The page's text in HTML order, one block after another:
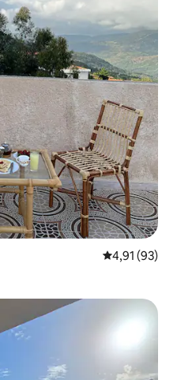
Évaluation
4,91 (93)